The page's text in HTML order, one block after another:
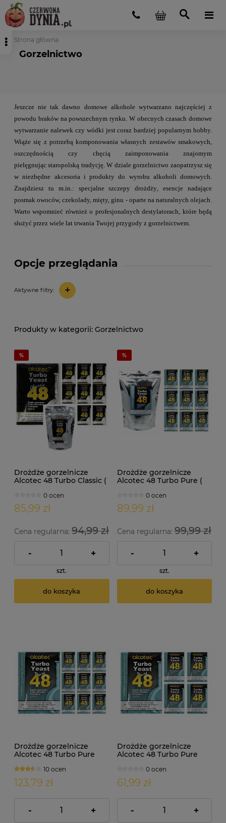
Strona główna
Gorzelnictwo
Opcje przeglądania
Aktywne filtry: +
Jeszcze nie tak dawno domowe alkohole wytwarzano najczęściej z
powodu braków napowszechnym rynku. W obecnych czasach domowe
wytwarzanie nalewek czy wódki jest coraz bardziej popularnym hobby.
Wiąże się z potrzebą komponowania własnych zestawów smakowych,
oszczędnością czy chęcią zaimponowania znajomym
pielęgnującstaropolską tradycję.W dziale gorzelnictwo zaopatrzysz się
w niezbędne akcesoria i produkty do wyrobu alkoholi domowych.
Znajdziesz tu m.in.: specjalne szczepy drożdży,esencjenadające
posmak owoców, czekolady, mięty, ginu - oparte na naturalnych olejach.
Warto wspomnieć również o profesjonalnych destylatorach, które będą
służyć przez wiele lat trwania Twojej przygody z gorzelnictwem.
Gorzelnictwo
Drożdże gorzelnicze
Alcotec 48 Turbo Classic (
0 ocen
85,99 zł
Cena regularna: 94,99 zł
- +
szt.
do koszyka
Drożdże gorzelnicze
Alcotec 48 Turbo Pure (
0 ocen
89,99 zł
Cena regularna:99,99 zł
- +
szt.
do koszyka
Drożdże gorzelnicze
Alcotec 48 Turbo Pure
10 ocen
123,79 zł
- +
Drożdże gorzelnicze
Alcotec 48 Turbo Pure
0 ocen
61,99 zł
- +